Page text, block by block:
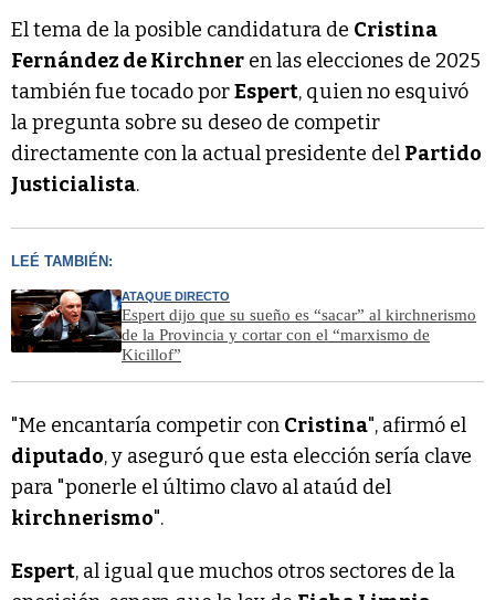
El tema de la posible candidatura de Cristina
Fernández de Kirchner en las elecciones de 2025
también fue tocado porEspert, quien no esquivó
la pregunta sobre su deseo de competir
directamente con la actual presidente del Partido
Justicialista.
LEÉ TAMBIÉN:
ATAQUE DIRECTO
Espert dijo que su sueño es “sacar” al kirchnerismo
de la Provincia y cortar con el “marxismo de
Kicillof”
"Me encantaría competir con Cristina", afirmó el
diputado, y aseguró que esta elección sería clave
para "ponerle el último clavo al ataúd del
kirchnerismo".
Espert, al igual que muchos otros sectores de la